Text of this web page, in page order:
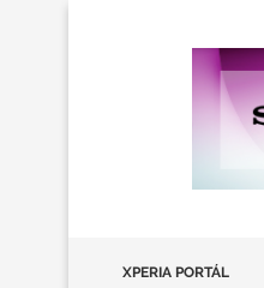
XPERIA PORTÁL